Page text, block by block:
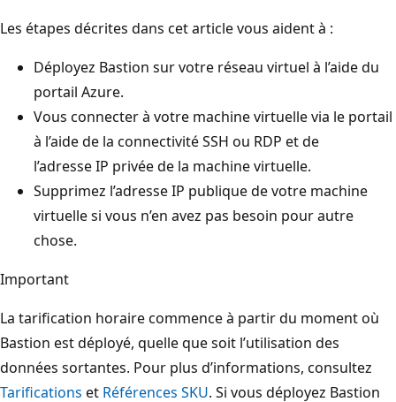
Les étapes décrites dans cet article vous aident à :
Déployez Bastion sur votre réseau virtuel à l’aide du
portail Azure.
Vous connecter à votre machine virtuelle via le portail
à l’aide de la connectivité SSH ou RDP et de
l’adresse IP privée de la machine virtuelle.
Supprimez l’adresse IP publique de votre machine
virtuelle si vous n’en avez pas besoin pour autre
chose.
Important
La tarification horaire commence à partir du moment où
Bastion est déployé, quelle que soit l’utilisation des
données sortantes. Pour plus d’informations, consultez
Tarifications et Références SKU. Si vous déployez Bastion